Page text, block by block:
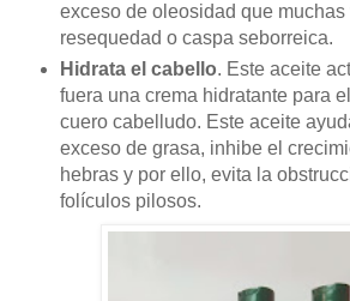
exceso de oleosidad que
resequedad o caspa seborreica.
Hidrata el cabello. Este aceite
fuera una crema hidratante para
cuero cabelludo. Este aceite
exceso de grasa, inhibe el
hebras y por ello, evita la
folículos pilosos.